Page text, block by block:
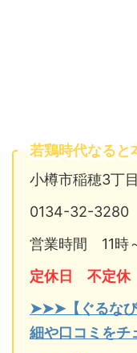
若鶏時代なると
小樽市稲穂3丁
0134-32-3280
営業時間 11時
定休日 不定休
➤➤➤【ぐるなび
細や口コミをチ